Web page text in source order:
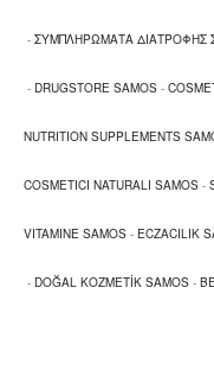
- ΣΥΜΠΛΗΡΩΜΑΤΑ ΔΙΑΤΡΟΦΗΣ
- DRUGSTORE SAMOS -
NUTRITION SUPPLEMENTS
COSMETICI NATURALI SAMOS -
VITAMINE SAMOS - ECZACILIK
- DOĞAL KOZMETİK SAMOS -